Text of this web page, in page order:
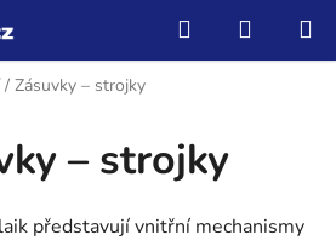
Hledat
KOŠÍK
/ Zásuvky – strojky
– strojky
představují vnitřní mechanismy